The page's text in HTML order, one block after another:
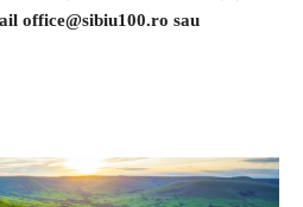
office@sibiu100.ro sau